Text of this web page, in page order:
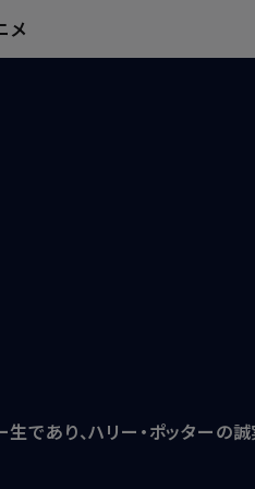
メ
であり、ハリー・ポッターの